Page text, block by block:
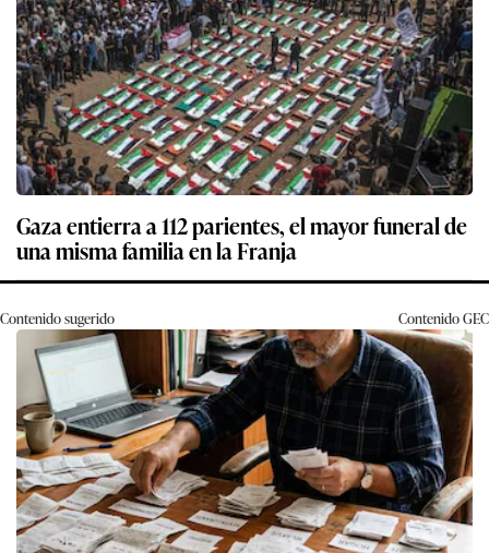
Gaza entierra a 112 parientes, el mayor funeral de
una misma familia en la Franja
Contenido sugerido ContenidoGEC